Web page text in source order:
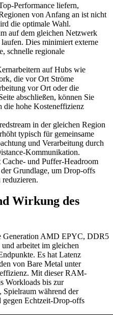
Performance liefern,
von Anfang an ist nicht
die optimale Wahl.
auf dem gleichen Netzwerk
Dies minimiert externe
schnelle regionale
auf Hubs wie
die vor Ort Ströme
vor Ort oder die
abschließen, können Sie
die hohe Kosteneffizienz
in der gleichen Region
typisch für gemeinsame
und Verarbeitung durch
Kommunikation.
und Puffer-Headroom
Grundlage, um Drop-offs
Wirkung des
Generation AMD EPYC, DDR5
arbeitet im gleichen
Es hat Latenz
von Bare Metal unter
Mit dieser RAM-
Workloads bis zur
Spielraum während der
gegen Echtzeit-Drop-offs